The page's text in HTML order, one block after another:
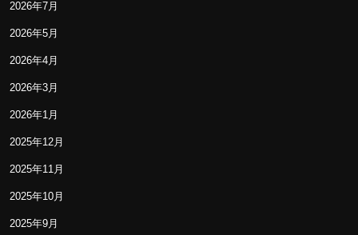
2026年7月
2026年5月
2026年4月
2026年3月
2026年1月
2025年12月
2025年11月
2025年10月
2025年9月